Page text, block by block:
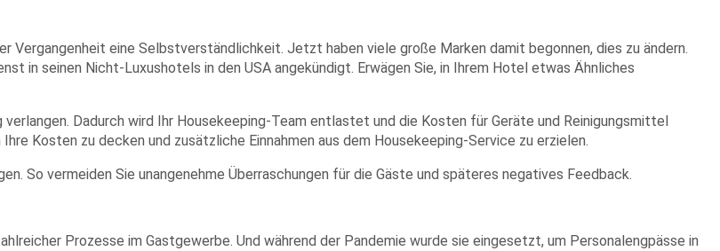
eine Selbstverständlichkeit. Jetzt haben viele große Marken damit begonnen, dies zu ändern.
in seinen Nicht-Luxushotels in den USA angekündigt. Erwägen Sie, in Ihrem Hotel etwas Ähnliches
Dadurch wird Ihr Housekeeping-Team entlastet und die Kosten für Geräte und Reinigungsmittel
Kosten zu decken und zusätzliche Einnahmen aus dem Housekeeping-Service zu erzielen.
So vermeiden Sie unangenehme Überraschungen für die Gäste und späteres negatives Feedback.
Prozesse im Gastgewerbe. Und während der Pandemie wurde sie eingesetzt, um Personalengpässe in